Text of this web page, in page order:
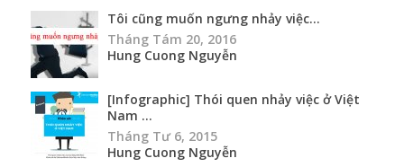
Tôi cũng muốn ngưng nhảy việc...
Tháng Tám 20, 2016
Hung Cuong Nguyễn
[Infographic] Thói quen nhảy việc ở Việt
Nam ...
Tháng Tư 6, 2015
Hung Cuong Nguyễn